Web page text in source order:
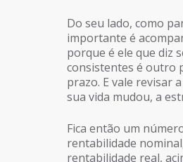
Do seu lado, como
importante é
porque é ele que diz
consistentes é outro
prazo. E vale revisar
sua vida mudou, a
Fica então um
rentabilidade
rentabilidade real,